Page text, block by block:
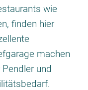
wie
finden hier
machen
und